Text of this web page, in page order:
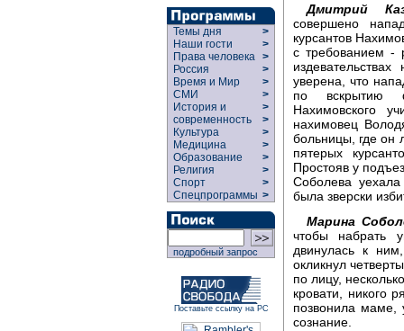
Темы дня
>
Наши гости
>
Права человека >
Россия
>
Время и Мир
>
СМИ
>
История и
современность
>
>
Культура
>
Медицина
>
Образование
>
Религия
>
Спорт
>
Спецпрограммы >
подробный запрос
Поставьте ссылку на РС
Дмитрий
совершено
курсантов
с требованием -
уверена, что
по вскрытию
Нахимовского
нахимовец
больницы, где он
пятерых
Простояв у
Соболева
была зверски
Марина
чтобы набрать
двинулась к
окликнул
по лицу,
кровати, никого
позвонила маме,
сознание.